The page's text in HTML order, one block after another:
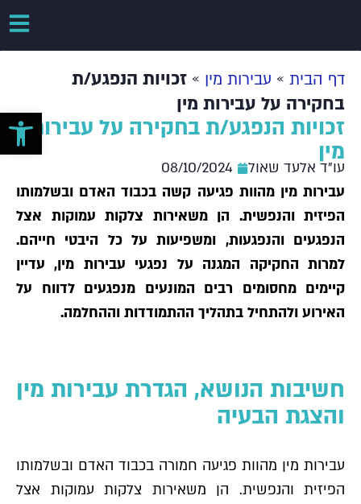
דף הבית » עבירות מין » זכויות הנפגע/ת
בחקירה על עבירות מין
זכויות הנפגע/ת בחקירה על עבירות
מין
עו"ד אלעד שאול
08/10/2024
עבירות מין מהוות פגיעה קשה בכבוד האדם ובשלמותו
הפיזית והנפשית. הן משאירות צלקות עמוקות אצל
הנפגעים והנפגעות, ומשפיעות על כל היבטי חייהם.
למרות החקיקה המגנה על נפגעי עבירות מין, עדיין
קיימים מחסומים רבים המונעים מנפגעים לדווח על
האירוע ולהתחיל בתהליך ההתמודדות וההחלמה.
חשיבות הנושא, הגדרת עבירות מין
והצגת הבעיה
עבירות מין מהוות פגיעה חמורה בכבוד האדם ובשלמותו
הפיזית והנפשית. הן משאירות צלקות עמוקות אצל
פתח